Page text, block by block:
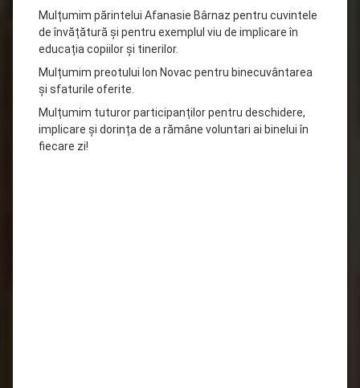
Mulțumim părintelui Afanasie Bârnaz pentru cuvintele
de învățătură și pentru exemplul viu de implicare în
educația copiilor și tinerilor.
Mulțumim preotului Ion Novac pentru binecuvântarea
și sfaturile oferite.
Mulțumim tuturor participanților pentru deschidere,
implicare și dorința de a rămâne voluntari ai binelui în
fiecare zi!